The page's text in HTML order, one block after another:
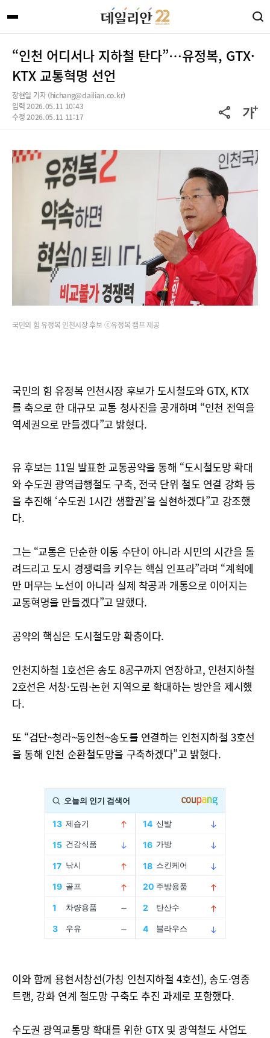
“인천 어디서나 지하철 탄다”…유정복, GTX·
KTX 교통혁명 선언
장현일 기자 (hichang@dailian.co.kr)
입력 2026.05.11 10:43
수정 2026.05.11 11:17
국민의 힘 유정복 인천시장 후보 ⓒ유정복 캠프 제공
국민의 힘 유정복 인천시장 후보가 도시철도와 GTX, KTX
를 축으로 한 대규모 교통 청사진을 공개하며 “인천 전역을
역세권으로 만들겠다”고 밝혔다.
유 후보는 11일 발표한 교통공약을 통해 “도시철도망 확대
와 수도권 광역급행철도 구축, 전국 단위 철도 연결 강화 등
을 추진해 ‘수도권 1시간 생활권’을 실현하겠다”고 강조했
다.
그는 “교통은 단순한 이동 수단이 아니라 시민의 시간을 돌
려드리고 도시 경쟁력을 키우는 핵심 인프라”라며 “계획에
만 머무는 노선이 아니라 실제 착공과 개통으로 이어지는
교통혁명을 만들겠다”고 말했다.
공약의 핵심은 도시철도망 확충이다.
인천지하철 1호선은 송도 8공구까지 연장하고, 인천지하철
2호선은 서창·도림·논현 지역으로 확대하는 방안을 제시했
다.
또 “검단~청라~동인천~송도를 연결하는 인천지하철 3호선
을 통해 인천 순환철도망을 구축하겠다”고 밝혔다.
이와 함께 용현서창선(가칭 인천지하철 4호선), 송도·영종
트램, 강화 연계 철도망 구축도 추진 과제로 포함했다.
수도권 광역교통망 확대를 위한 GTX 및 광역철도 사업도